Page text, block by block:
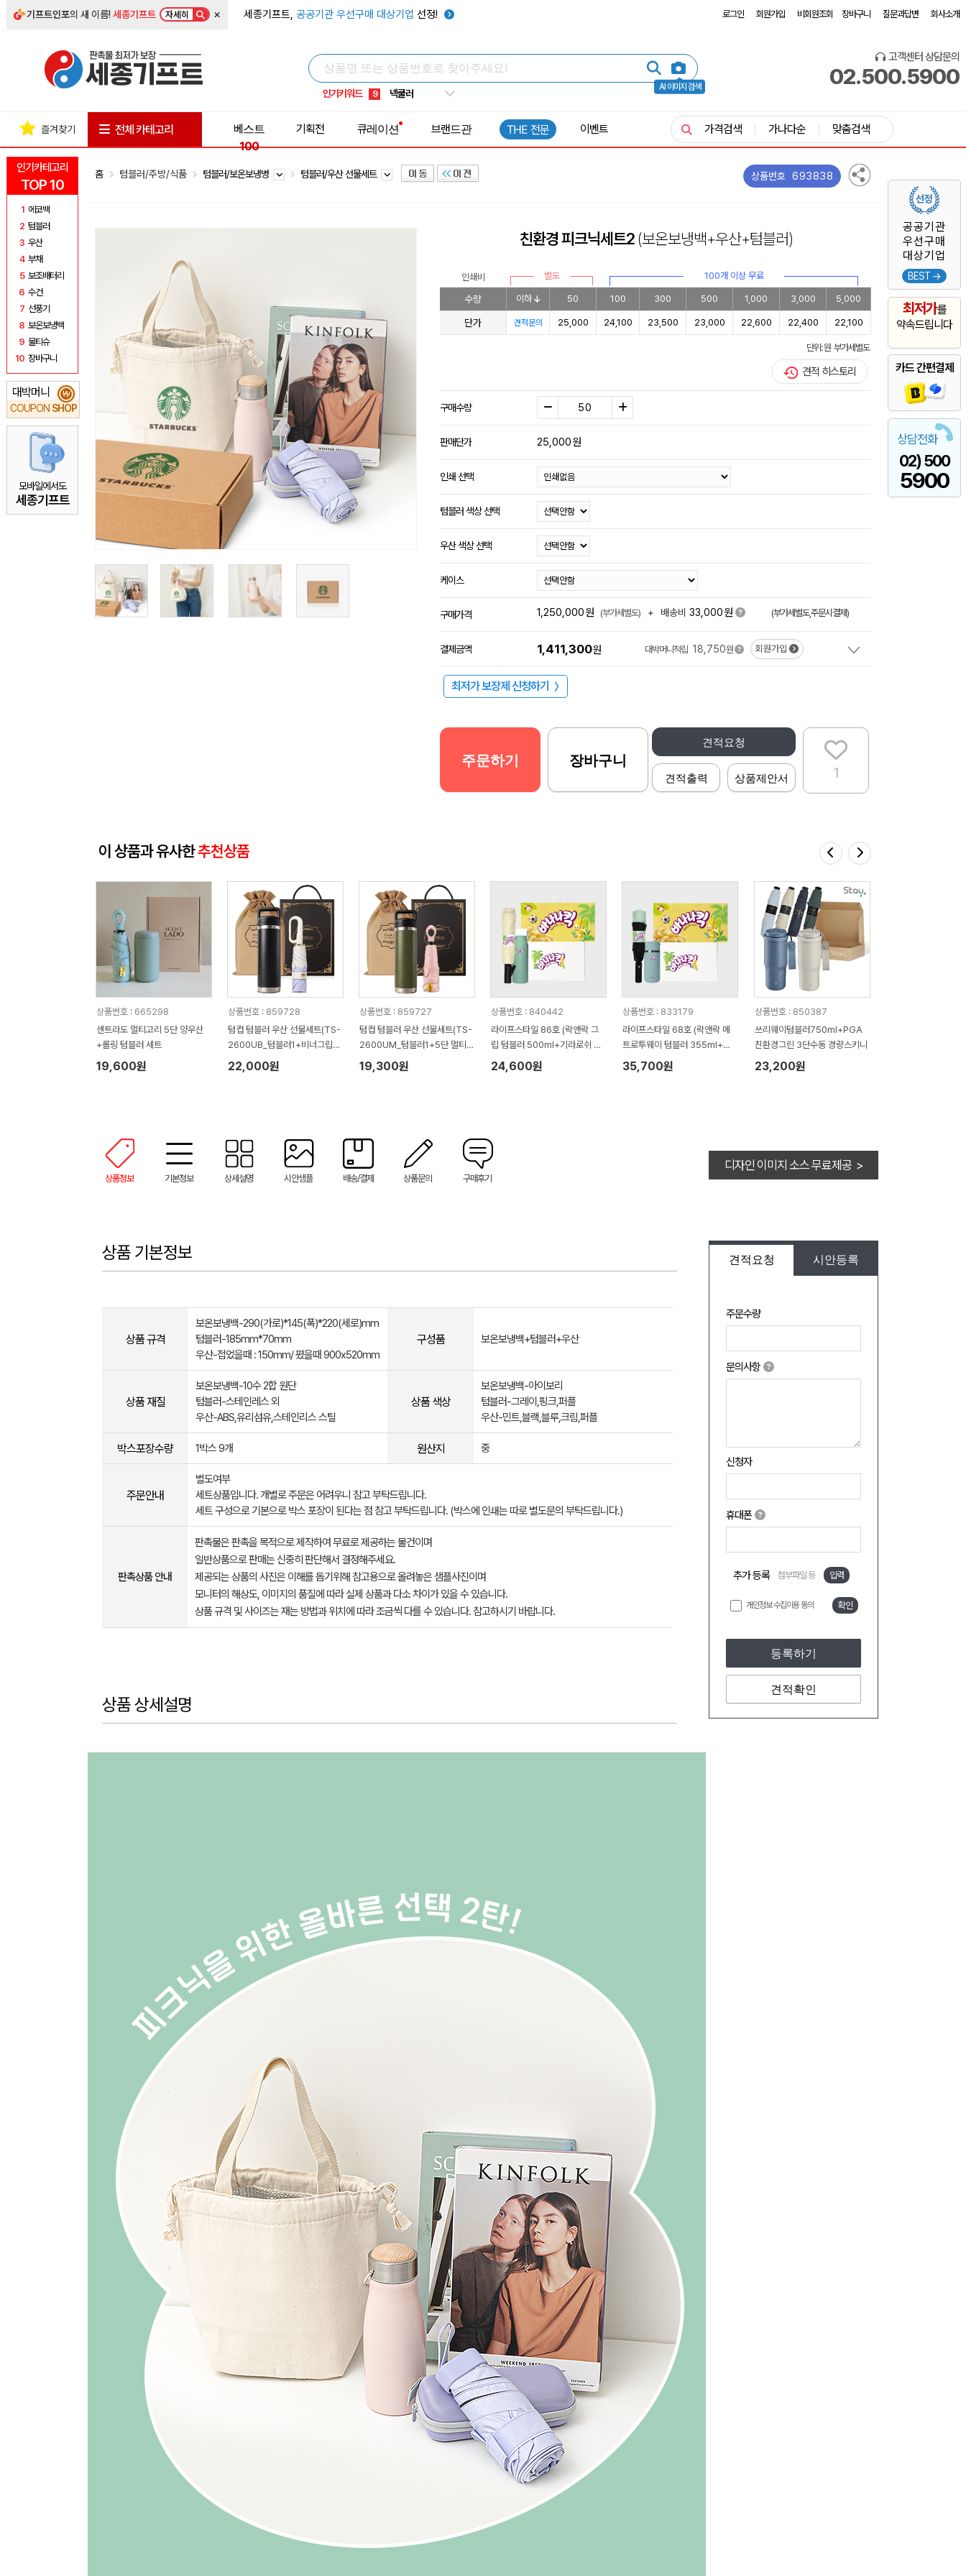
기프트인포의 새 이름!세종기프트 자세히 × 세종기프트, 공공기관 우선구매 대상기업 선정! 로그인 회원가입 비회원조회 장바구니 질문과답변 회사소개
AI 이미지 검색
인기키워드
6 우산
8 쿨토시
9 넥쿨러
10 타포린가방
고객센터 상담문의
02.500.5900
인기카테고리
TOP 10
1 에코백
2 텀블러
3 우산
4 부채
5 보조배터리
6 수건
7 선풍기
8 보온보냉백
9 물티슈
10 장바구니
대박머니
COUPON SHOP
₩
모바일에서도
세종기프트
공공기관
우선구매
대상기업
BEST →
최저가를
약속드립니다
카드 간편결제
상담전화
02) 500
5900
즐겨찾기 전체 카테고리
베스트
100
기획전 큐레이션 브랜드관 THE 전문 이벤트 가격검색 가나다순 맞춤검색
홈 텀블러/주방/식품 텀블러/보온보냉병 텀블러/우산 선물세트 상품번호 693838
친환경 피크닉세트2(보온보냉백+우산+텀블러)
인쇄비 별도 100개 이상 무료
수량 이하 50 100 300 500 1,000 3,000 5,000
단가 견적문의 25,000 24,100 23,500 23,000 22,600 22,400 22,100
단위: 원 부가세별도
견적 히스토리
구매수량
판매단가 25,000원
인쇄 선택
텀블러 색상 선택
우산 색상 선택
케이스
구매가격 1,250,000원 (부가세별도) + 배송비 33,000원 (부가세별도,주문시결제)
결제금액 1,411,300원 대박머니적립 18,750원 회원가입
최저가 보장제 신청하기 〉
1
견적요청
견적출력 상품제안서
주문하기 장바구니
이 상품과 유사한추천상품
상품번호 : 665298
센트라도 멀티고리 5단 양우산
+롤링 텀블러 세트
19,600원
상품번호 : 859728
텀컵 텀블러 우산 선물세트(TS-
2600UB_텀블러1+비너그립미
니우산1)
22,000원
상품번호 : 859727
텀컵 텀블러 우산 선물세트(TS-
2600UM_텀블러1+5단 멀티고
리 미니우산1)
19,300원
상품번호 : 840442
라이프스타일 86호 (락앤락 그
립 텀블러 500ml+기라로쉬 3
단 58 빅 솔리드 암막 전자동우
24,600원
상품번호 : 833179
라이프스타일 68호 (락앤락 메
트로투웨이 텀블러 355ml+크
로커다일 3단 암막 거꾸로 완전
자동우산)
35,700원
상품번호 : 850387
쓰리웨이텀블러750ml+PGA
친환경그린 3단수동 경량스키니
23,200원
상품정보 기본정보 상세설명 시안샘플 배송/결제 상품문의 구매후기
디자인 이미지 소스 무료제공 >
견적요청 시안등록
주문수량
문의사항
신청자
휴대폰
추가 등록 첨부파일 등 입력
개인정보 수집이용 동의 확인
등록하기
견적확인
상품 기본정보
상품 규격
보온보냉백-290(가로)*145(폭)*220(세로)mm
텀블러-185mm*70mm
우산-접었을때 : 150mm/ 폈을때 900x520mm
구성품 보온보냉백+텀블러+우산
상품 재질
보온보냉백-10수 2합 원단
텀블러-스테인레스 외
우산-ABS,유리섬유,스테인리스 스틸
상품 색상
보온보냉백-아이보리
텀블러-그레이,핑크,퍼플
우산-민트,블랙,블루,크림,퍼플
박스포장수량 1박스 9개 원산지 중
주문안내
별도여부
세트상품입니다. 개별로 주문은 어려우니 참고 부탁드립니다.
세트 구성으로 기본으로 박스 포장이 된다는 점 참고 부탁드립니다. (박스에 인쇄는 따로 별도문의 부탁드립니다.)
판촉상품 안내
판촉물은 판촉을 목적으로 제작하여 무료로 제공하는 물건이며
일반상품으로 판매는 신중히 판단해서 결정해주세요.
제공되는 상품의 사진은 이해를 돕기위해 참고용으로 올려놓은 샘플사진이며
모니터의 해상도, 이미지의 품질에 따라 실제 상품과 다소 차이가 있을 수 있습니다.
상품 규격 및 사이즈는 재는 방법과 위치에 따라 조금씩 다를 수 있습니다. 참고하시기 바랍니다.
상품 상세설명